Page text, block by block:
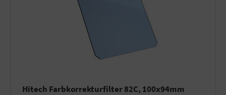
Hitech Farbkorrekturfilter 82C, 100x94mm